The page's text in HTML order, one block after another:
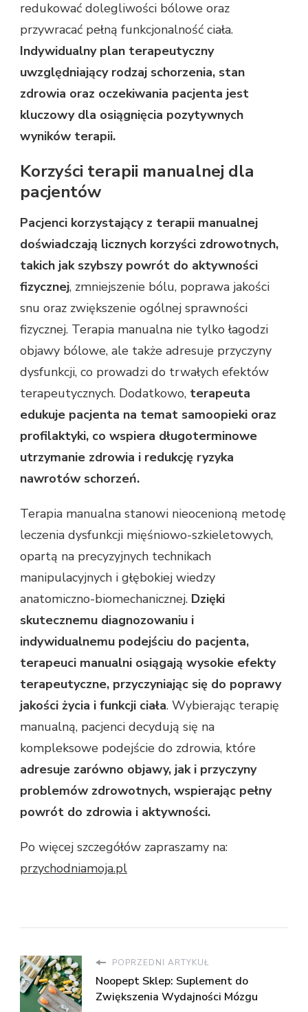
redukować dolegliwości bólowe oraz
przywracać pełną funkcjonalność ciała.
Indywidualny plan terapeutyczny
uwzględniający rodzaj schorzenia, stan
zdrowia oraz oczekiwania pacjenta jest
kluczowy dla osiągnięcia pozytywnych
wyników terapii.
Korzyści terapii manualnej dla
pacjentów
Pacjenci korzystający z terapii manualnej
doświadczają licznych korzyści zdrowotnych,
takich jak szybszy powrót do aktywności
fizycznej, zmniejszenie bólu, poprawa jakości
snu oraz zwiększenie ogólnej sprawności
fizycznej. Terapia manualna nie tylko łagodzi
objawy bólowe, ale także adresuje przyczyny
dysfunkcji, co prowadzi do trwałych efektów
terapeutycznych. Dodatkowo, terapeuta
edukuje pacjenta na temat samoopieki oraz
profilaktyki, co wspiera długoterminowe
utrzymanie zdrowia i redukcję ryzyka
nawrotów schorzeń.
Terapia manualna stanowi nieocenioną metodę
leczenia dysfunkcji mięśniowo-szkieletowych,
opartą na precyzyjnych technikach
manipulacyjnych i głębokiej wiedzy
anatomiczno-biomechanicznej. Dzięki
skutecznemu diagnozowaniu i
indywidualnemu podejściu do pacjenta,
terapeuci manualni osiągają wysokie efekty
terapeutyczne, przyczyniając się do poprawy
jakości życia i funkcji ciała. Wybierając terapię
manualną, pacjenci decydują się na
kompleksowe podejście do zdrowia, które
adresuje zarówno objawy, jak i przyczyny
problemów zdrowotnych, wspierając pełny
powrót do zdrowia i aktywności.
Po więcej szczegółów zapraszamy na:
przychodniamoja.pl
POPRZEDNI ARTYKUŁ
Noopept Sklep: Suplement do
Zwiększenia Wydajności Mózgu